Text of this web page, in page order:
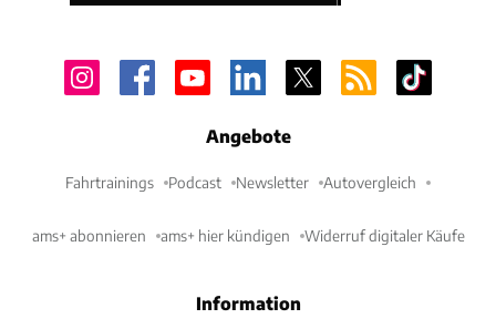
Angebote
Fahrtrainings Podcast Newsletter Autovergleich
ams+ abonnieren ams+ hier kündigen Widerruf digitaler Käufe
Information